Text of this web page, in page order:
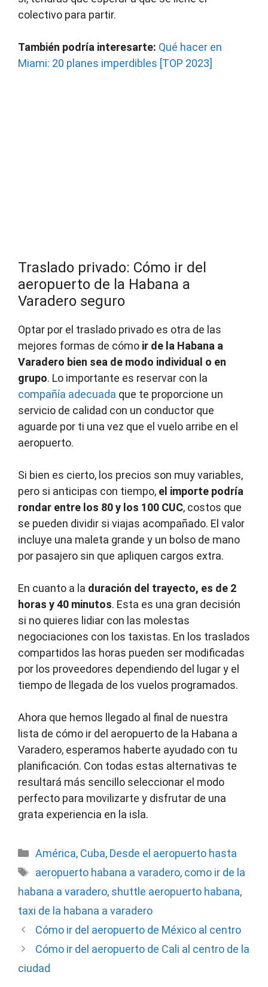
colectivo para partir.
También podría interesarte: Qué hacer en
Miami: 20 planes imperdibles [TOP 2023]
Traslado privado: Cómo ir del
aeropuerto de la Habana a
Varadero seguro
Optar por el traslado privado es otra de las
mejores formas de cómo ir de la Habana a
Varadero bien sea de modo individual o en
grupo. Lo importante es reservar con la
compañía adecuada que te proporcione un
servicio de calidad con un conductor que
aguarde por ti una vez que el vuelo arribe en el
aeropuerto.
Si bien es cierto, los precios son muy variables,
pero si anticipas con tiempo, el importe podría
rondar entre los 80 y los 100 CUC, costos que
se pueden dividir si viajas acompañado. El valor
incluye una maleta grande y un bolso de mano
por pasajero sin que apliquen cargos extra.
En cuanto a la duración del trayecto, es de 2
horas y 40 minutos. Esta es una gran decisión
si no quieres lidiar con las molestas
negociaciones con los taxistas. En los traslados
compartidos las horas pueden ser modificadas
por los proveedores dependiendo del lugar y el
tiempo de llegada de los vuelos programados.
Ahora que hemos llegado al final de nuestra
lista de cómo ir del aeropuerto de la Habana a
Varadero, esperamos haberte ayudado con tu
planificación. Con todas estas alternativas te
resultará más sencillo seleccionar el modo
perfecto para movilizarte y disfrutar de una
grata experiencia en la isla.
Categorías
América, Cuba, Desde el aeropuerto hasta
Etiquetas
aeropuerto habana a varadero, como ir de la
habana a varadero, shuttle aeropuerto habana,
taxi de la habana a varadero
Cómo ir del aeropuerto de México al centro
Cómo ir del aeropuerto de Cali al centro de la
ciudad